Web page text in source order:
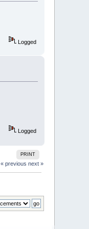
Logged
Logged
PRINT
« previous next »